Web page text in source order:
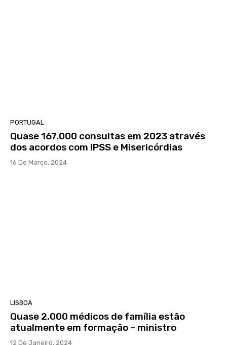
PORTUGAL
Quase 167.000 consultas em 2023 através
dos acordos com IPSS e Misericórdias
16 De Março, 2024
LISBOA
Quase 2.000 médicos de família estão
atualmente em formação – ministro
12 De Janeiro, 2024